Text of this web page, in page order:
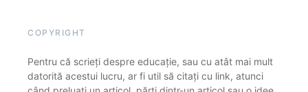
COPYRIGHT
Pentru că scrieți despre educație, sau cu atât mai mult
datorită acestui lucru, ar fi util să citați cu link, atunci